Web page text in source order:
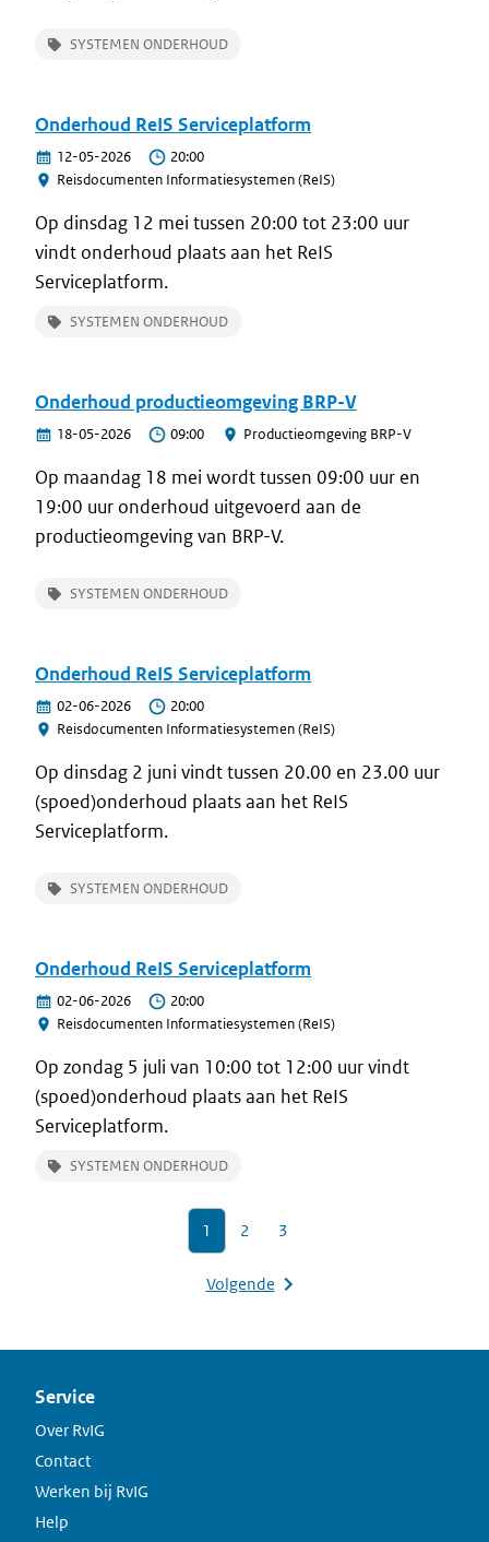
SYSTEMEN ONDERHOUD
Onderhoud ReIS Serviceplatform
12-05-2026
20:00
Reisdocumenten Informatiesystemen (ReIS)
Op dinsdag 12 mei tussen 20:00 tot 23:00 uur
vindt onderhoud plaats aan het ReIS
Serviceplatform.
Impact
Zal de aanvraag- en signaleringcontrole bij
Aanvraagportaal (RAP) en de
signaleringcontrole via de
Reisdocumentenmodule (RDM) van de
bereikbaar zijn;
betekent dat er enige tijd geen actuele
reisdocumenten statusinformatie beschikbaar
Zal het ReIS Opvraagportaal (ROP), ReIS
Aanvraagportaal (RAP), ReIS Documentatie
Verificatie Dienst (DVD) en ReIS
bereikbaar zijn.
Voor meer informatie over deze aankondiging kun
je contact opnemen met de Frontoffice van RvIG
SYSTEMEN ONDERHOUD
Onderhoud productieomgeving BRP-V
18-05-2026 09:00 Productieomgeving BRP-V
Op maandag 18 mei wordt tussen 09:00 uur en
19:00 uur onderhoud uitgevoerd aan de
productieomgeving van BRP-V.
SYSTEMEN ONDERHOUD
Onderhoud ReIS Serviceplatform
02-06-2026
20:00
Reisdocumenten Informatiesystemen (ReIS)
Op dinsdag 2 juni vindt tussen 20.00 en 23.00 uur
(spoed)onderhoud plaats aan het ReIS
Serviceplatform.
SYSTEMEN ONDERHOUD
Onderhoud ReIS Serviceplatform
02-06-2026
20:00
Reisdocumenten Informatiesystemen (ReIS)
Op zondag 5 juli van 10:00 tot 12:00 uur vindt
(spoed)onderhoud plaats aan het ReIS
Serviceplatform.
SYSTEMEN ONDERHOUD
1 2 3
Volgende
Service
Over RvIG
Contact
Werken bij RvIG
Help